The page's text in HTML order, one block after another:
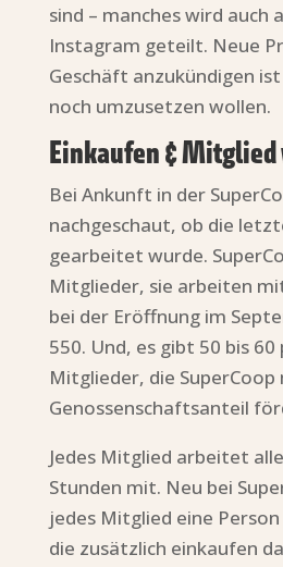
sind – manches wird auch
Instagram geteilt. Neue
Geschäft anzukündigen
noch umzusetzen wollen.
Einkaufen &
Bei Ankunft in der
nachgeschaut, ob die
gearbeitet wurde.
Mitglieder, sie arbeiten
bei der Eröffnung im
550. Und, es gibt 50 bis 60
Mitglieder, die
Genossenschaftsanteil
Jedes Mitglied arbeitet
Stunden mit. Neu bei
jedes Mitglied eine
die zusätzlich einkaufen